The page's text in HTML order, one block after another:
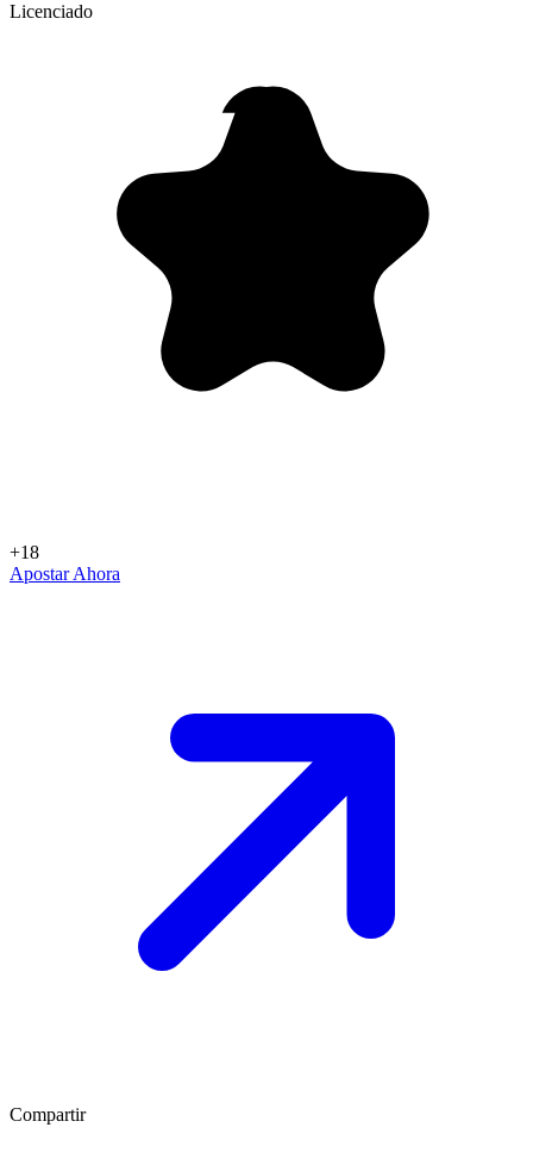
Licenciado
+18
Apostar Ahora
Compartir